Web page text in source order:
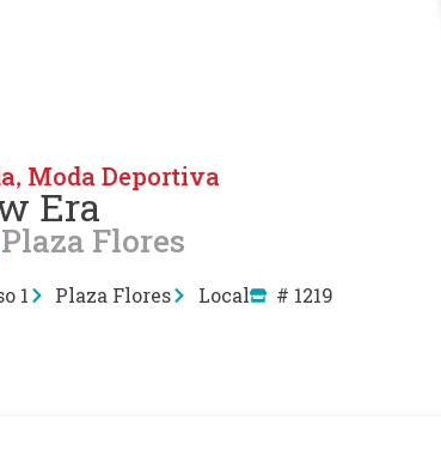
, Moda Deportiva
Era
Plaza Flores
1 Plaza Flores Local # 1219